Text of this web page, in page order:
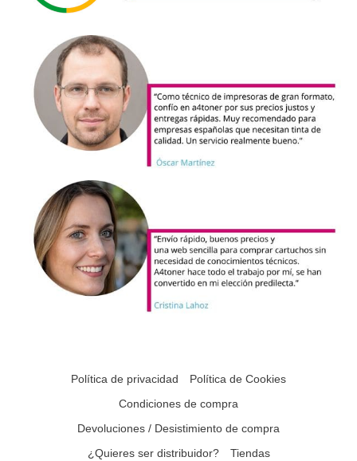
Política de privacidad
Política de Cookies
Condiciones de compra
Devoluciones / Desistimiento de compra
¿Quieres ser distribuidor?
Tiendas